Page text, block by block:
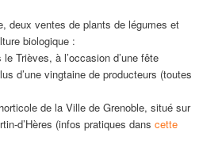
deux ventes de plants de légumes et
biologique :
Trièves, à l’occasion d’une fête
d’une vingtaine de producteurs (toutes
de la Ville de Grenoble, situé sur
d’Hères (infos pratiques danscette